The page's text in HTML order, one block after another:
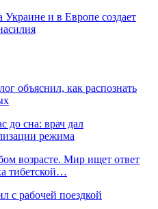
и в Европе создает
объяснил, как распознать
до сна: врач дал
режима
возрасте. Мир ищет ответ
тибетской…
с рабочей поездкой